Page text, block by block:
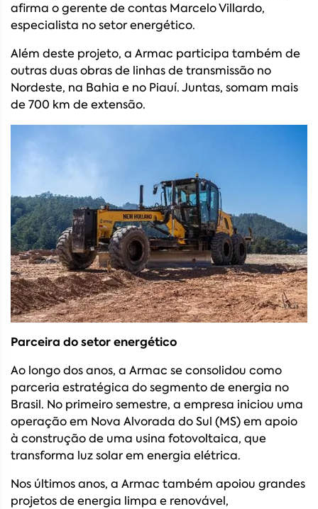
afirma o gerente de contas Marcelo Villardo,
especialista no setor energético.
Além deste projeto, a Armac participa também de
outras duas obras de linhas de transmissão no
Nordeste, na Bahia e no Piauí. Juntas, somam mais
de 700 km de extensão.
Parceira do setor energético
Ao longo dos anos, a Armac se consolidou como
parceria estratégica do segmento de energia no
Brasil. No primeiro semestre, a empresa iniciou uma
operação em Nova Alvorada do Sul (MS) em apoio
à construção de uma usina fotovoltaica, que
transforma luz solar em energia elétrica.
Nos últimos anos, a Armac também apoiou grandes
projetos de energia limpa e renovável,